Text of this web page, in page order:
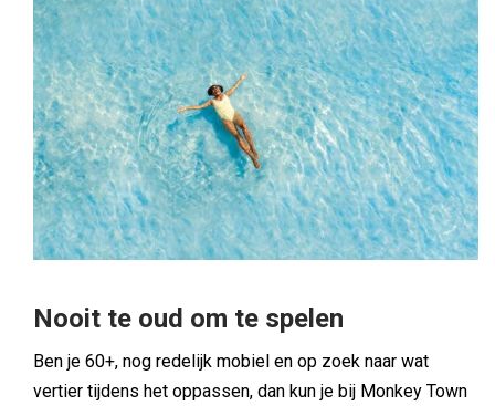
Nooit te oud om te spelen
Ben je 60+, nog redelijk mobiel en op zoek naar wat
vertier tijdens het oppassen, dan kun je bij Monkey Town